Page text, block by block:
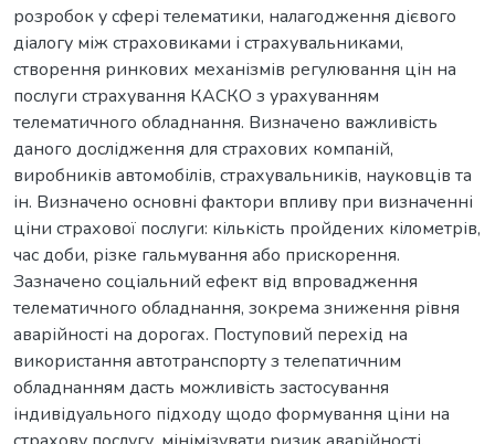
розробок у сфері телематики, налагодження дієвого
діалогу між страховиками і страхувальниками,
створення ринкових механізмів регулювання цін на
послуги страхування КАСКО з урахуванням
телематичного обладнання. Визначено важливість
даного дослідження для страхових компаній,
виробників автомобілів, страхувальників, науковців та
ін. Визначено основні фактори впливу при визначенні
ціни страхової послуги: кількість пройдених кілометрів,
час доби, різке гальмування або прискорення.
Зазначено соціальний ефект від впровадження
телематичного обладнання, зокрема зниження рівня
аварійності на дорогах. Поступовий перехід на
використання автотранспорту з телепатичним
обладнанням дасть можливість застосування
індивідуального підходу щодо формування ціни на